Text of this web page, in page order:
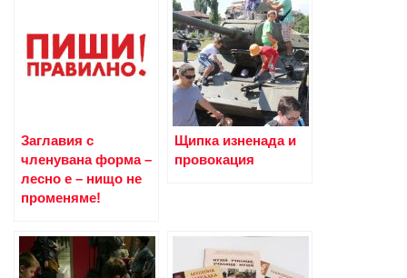
Заглавия с
членувана форма –
лесно е – нищо не
променяме!
Щипка изненада и
провокация